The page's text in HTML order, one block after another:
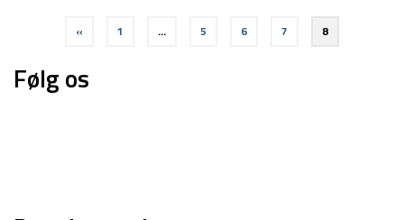
Indlægsinddeling
« 1 … 5 6 7 8
Følg os